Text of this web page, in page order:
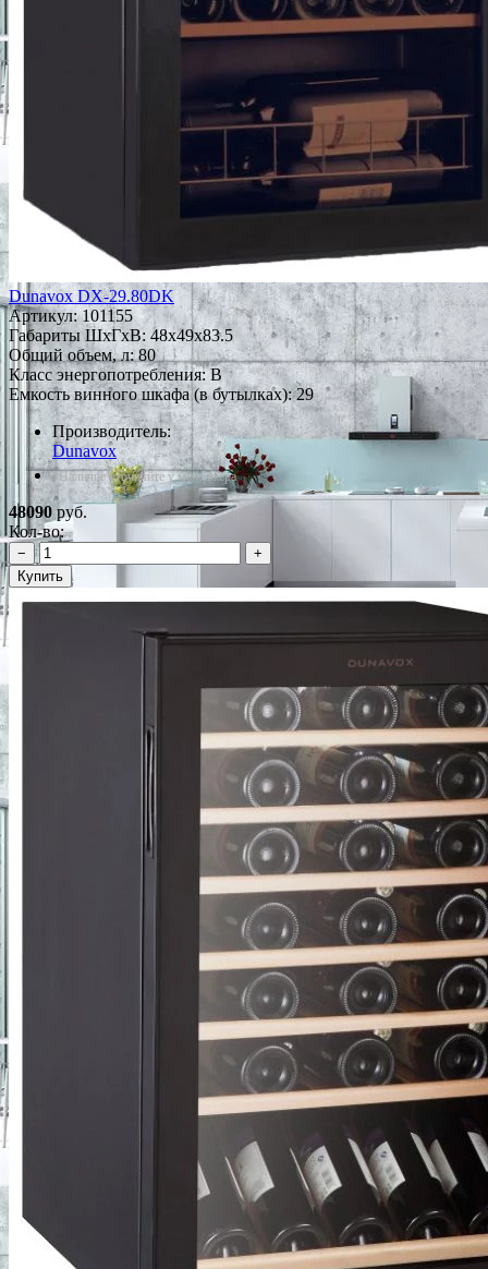
Dunavox DX-29.80DK
Артикул:101155
Габариты ШxГxВ: 48x49x83.5
Общий объем, л: 80
Класс энергопотребления: B
Емкость винного шкафа (в бутылках): 29
Производитель:
Dunavox
*Наличие уточняйте у менеджера
48090 руб.
Кол-во:
−
+
Купить